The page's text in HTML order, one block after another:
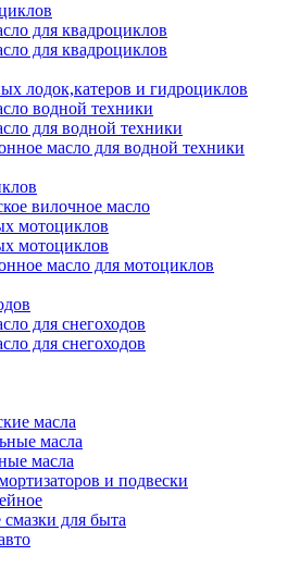
для квадроциклов
для квадроциклов
лодок,катеров и гидроциклов
водной техники
для водной техники
масло для водной техники
вилочное масло
мотоциклов
мотоциклов
масло для мотоциклов
для снегоходов
для снегоходов
масла
масла
масла
и подвески
для быта